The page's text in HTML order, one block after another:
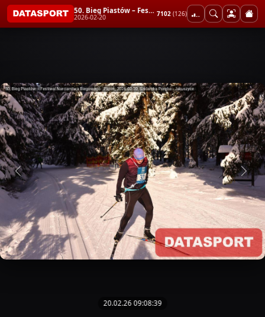
50. Bieg Piastów – Festiwal Narciarstwa Biegowego - Piątek
2026-02-20 7102 (126)
20.02.26 09:08:39